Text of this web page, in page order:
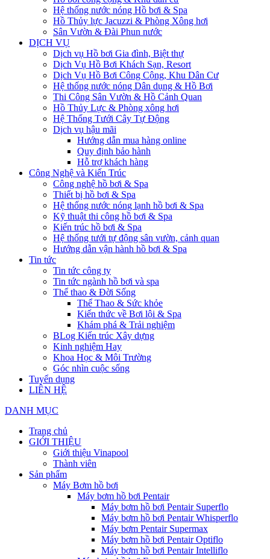
Hệ thống nước nóng Hồ bơi & Spa
Hồ Thủy lực Jacuzzi & Phòng Xông hơi
Sân Vườn & Đài Phun nước
DỊCH VỤ
Dịch vụ Hồ bơi Gia đình, Biệt thự
Dịch Vụ Hồ Bơi Khách Sạn, Resort
Dịch Vụ Hồ Bơi Công Cộng, Khu Dân Cư
Hệ thống nước nóng Dân dụng & Hồ Bơi
Thi Công Sân Vườn & Hồ Cảnh Quan
Hồ Thủy Lực & Phòng xông hơi
Hệ Thống Tưới Cây Tự Động
Dịch vụ hậu mãi
Hướng dẫn mua hàng online
Quy định bảo hành
Hỗ trợ khách hàng
Công Nghệ và Kiến Trúc
Công nghệ hồ bơi & Spa
Thiết bị hồ bơi & Spa
Hệ thống nước nóng lạnh hồ bơi & Spa
Kỹ thuật thi công hồ bơi & Spa
Kiến trúc hồ bơi & Spa
Hệ thống tưới tự động sân vườn, cảnh quan
Hướng dẫn vận hành hồ bơi & Spa
Tin tức
Tin tức công ty
Tin tức ngành hồ bơi và spa
Thể thao & Đời Sống
Thể Thao & Sức khỏe
Kiến thức về Bơi lội & Spa
Khám phá & Trải nghiệm
BLog Kiến trúc Xây dựng
Kinh nghiệm Hay
Khoa Học & Môi Trường
Góc nhìn cuộc sống
Tuyển dụng
LIÊN HỆ
DANH MỤC
Trang chủ
GIỚI THIỆU
Giới thiệu Vinapool
Thành viên
Sản phẩm
Máy Bơm hồ bơi
Máy bơm hồ bơi Pentair
Máy bơm hồ bơi Pentair Superflo
Máy bơm hồ bơi Pentair Whisperflo
Máy bơm Pentair Supermax
Máy bơm hồ bơi Pentair Optiflo
Máy bơm hồ bơi Pentair Intelliflo